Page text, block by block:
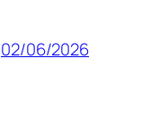
02/06/2026